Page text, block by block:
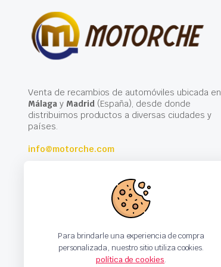
Venta de recambios de automóviles ubicada en
Málagay Madrid(España), desde donde
distribuimos productos a diversas ciudades y
países.
info@motorche.com
Para brindarle una experiencia de compra
personalizada, nuestro sitio utiliza cookies.
política de cookies.